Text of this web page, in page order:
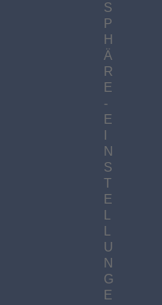
S
P
H
Ä
R
E
-
E
N
S
T
E
U
N
G
E